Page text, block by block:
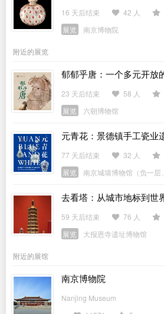
16 天后结束 42 人
展览
南京博物院
附近的展览
郁郁乎唐：一个多元开放
23 天后结束 58 人
展览
六朝博物馆
元青花：景德镇手工瓷业
77 天后结束 32 人
展览
南京城墙博物馆（负一层
去看塔：从城市地标到世
59 天后结束 76 人
展览
大报恩寺遗址博物馆
附近的展馆
南京博物院
Nanjing Museum